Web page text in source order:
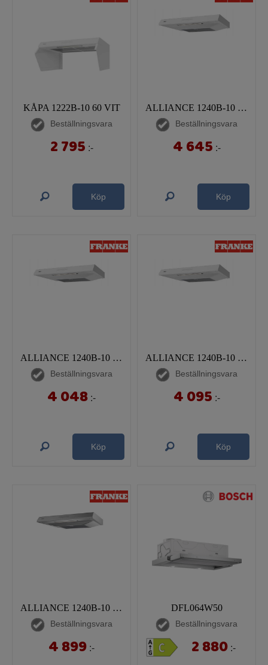
KÅPA 1222B-10 60 VIT
Beställningsvara
2 795 :-
Köp
ALLIANCE 1240B-10 50 VIT
Beställningsvara
4 645 :-
Köp
ALLIANCE 1240B-10 60 VIT
Beställningsvara
4 048 :-
Köp
ALLIANCE 1240B-10 70 VIT
Beställningsvara
4 095 :-
Köp
ALLIANCE 1240B-10 60 RF
Beställningsvara
4 899 :-
DFL064W50
Beställningsvara
2 880 :-